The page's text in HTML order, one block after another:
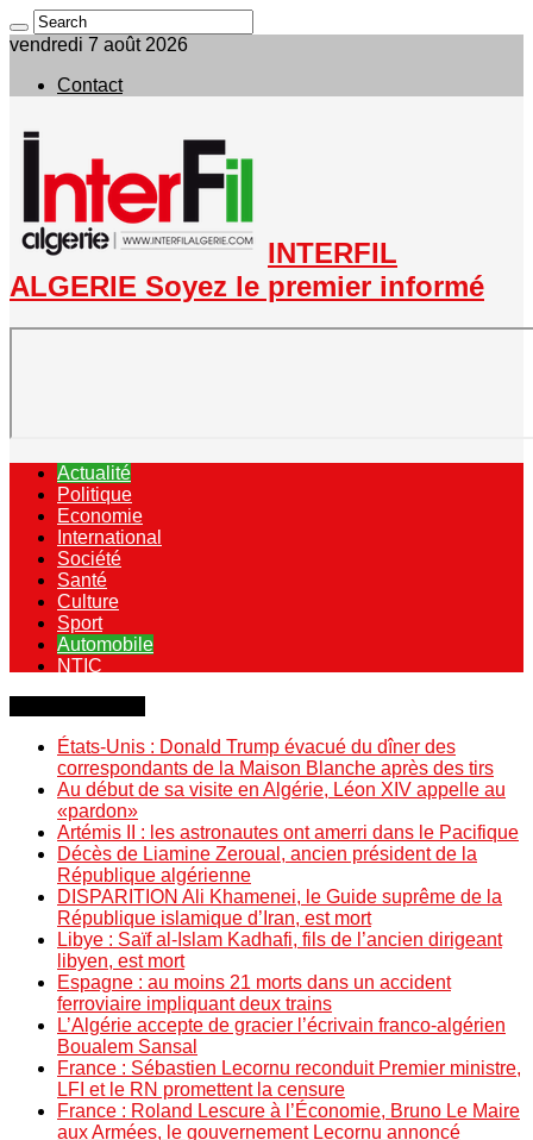
vendredi 7 août 2026
Contact
INTERFIL
ALGERIE Soyez le premier informé
Actualité
Politique
Economie
International
Société
Santé
Culture
Sport
Automobile
NTIC
États-Unis : Donald Trump évacué du dîner des
correspondants de la Maison Blanche après des tirs
Au début de sa visite en Algérie, Léon XIV appelle au
«pardon»
Artémis II : les astronautes ont amerri dans le Pacifique
Décès de Liamine Zeroual, ancien président de la
République algérienne
DISPARITION Ali Khamenei, le Guide suprême de la
République islamique d’Iran, est mort
Libye : Saïf al-Islam Kadhafi, fils de l’ancien dirigeant
libyen, est mort
Espagne : au moins 21 morts dans un accident
ferroviaire impliquant deux trains
L’Algérie accepte de gracier l’écrivain franco-algérien
Boualem Sansal
France : Sébastien Lecornu reconduit Premier ministre,
LFI et le RN promettent la censure
France : Roland Lescure à l’Économie, Bruno Le Maire
aux Armées, le gouvernement Lecornu annoncé